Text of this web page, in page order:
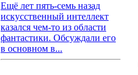
Ещё лет пять-семь назад
искусственный интеллект
казался чем-то из области
фантастики. Обсуждали его
в основном в...